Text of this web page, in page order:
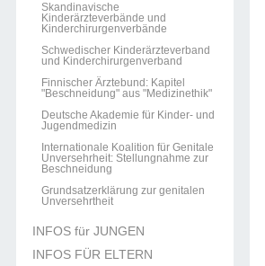
Skandinavische
Kinderärzteverbände und
Kinderchirurgenverbände
Schwedischer Kinderärzteverband
und Kinderchirurgenverband
Finnischer Ärztebund: Kapitel
"Beschneidung" aus "Medizinethik"
Deutsche Akademie für Kinder- und
Jugendmedizin
Internationale Koalition für Genitale
Unversehrheit: Stellungnahme zur
Beschneidung
Grundsatzerklärung zur genitalen
Unversehrtheit
INFOS für JUNGEN
INFOS FÜR ELTERN